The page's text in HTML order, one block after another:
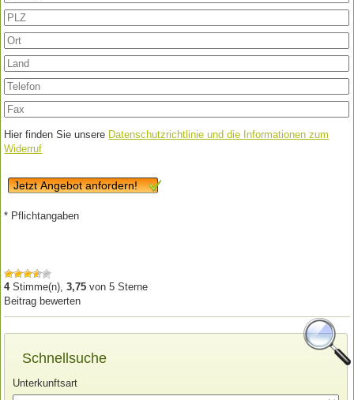
Hier finden Sie unsere Datenschutzrichtlinie und die Informationen zum
Widerruf
Jetzt Angebot anfordern!
* Pflichtangaben
4Stimme(n),3,75 von5 Sterne
Beitrag bewerten
Schnellsuche
Unterkunftsart